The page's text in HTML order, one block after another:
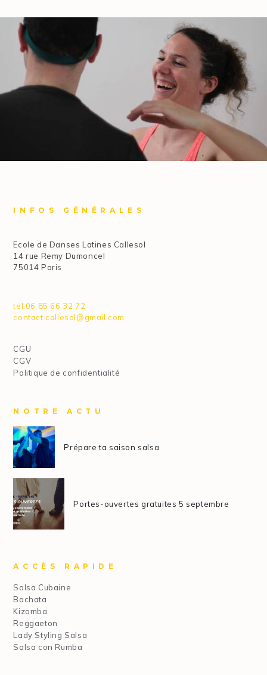
INFOS GÉNÉRALES
Ecole de Danses Latines Callesol
14 rue Remy Dumoncel
75014 Paris
tel:06 85 66 32 72
contact.callesol@gmail.com
CGU
CGV
Politique de confidentialité
NOTRE ACTU
Prépare ta saison salsa
Portes-ouvertes gratuites 5 septembre
ACCÈS RAPIDE
Salsa Cubaine
Bachata
Kizomba
Reggaeton
Lady Styling Salsa
Salsa con Rumba